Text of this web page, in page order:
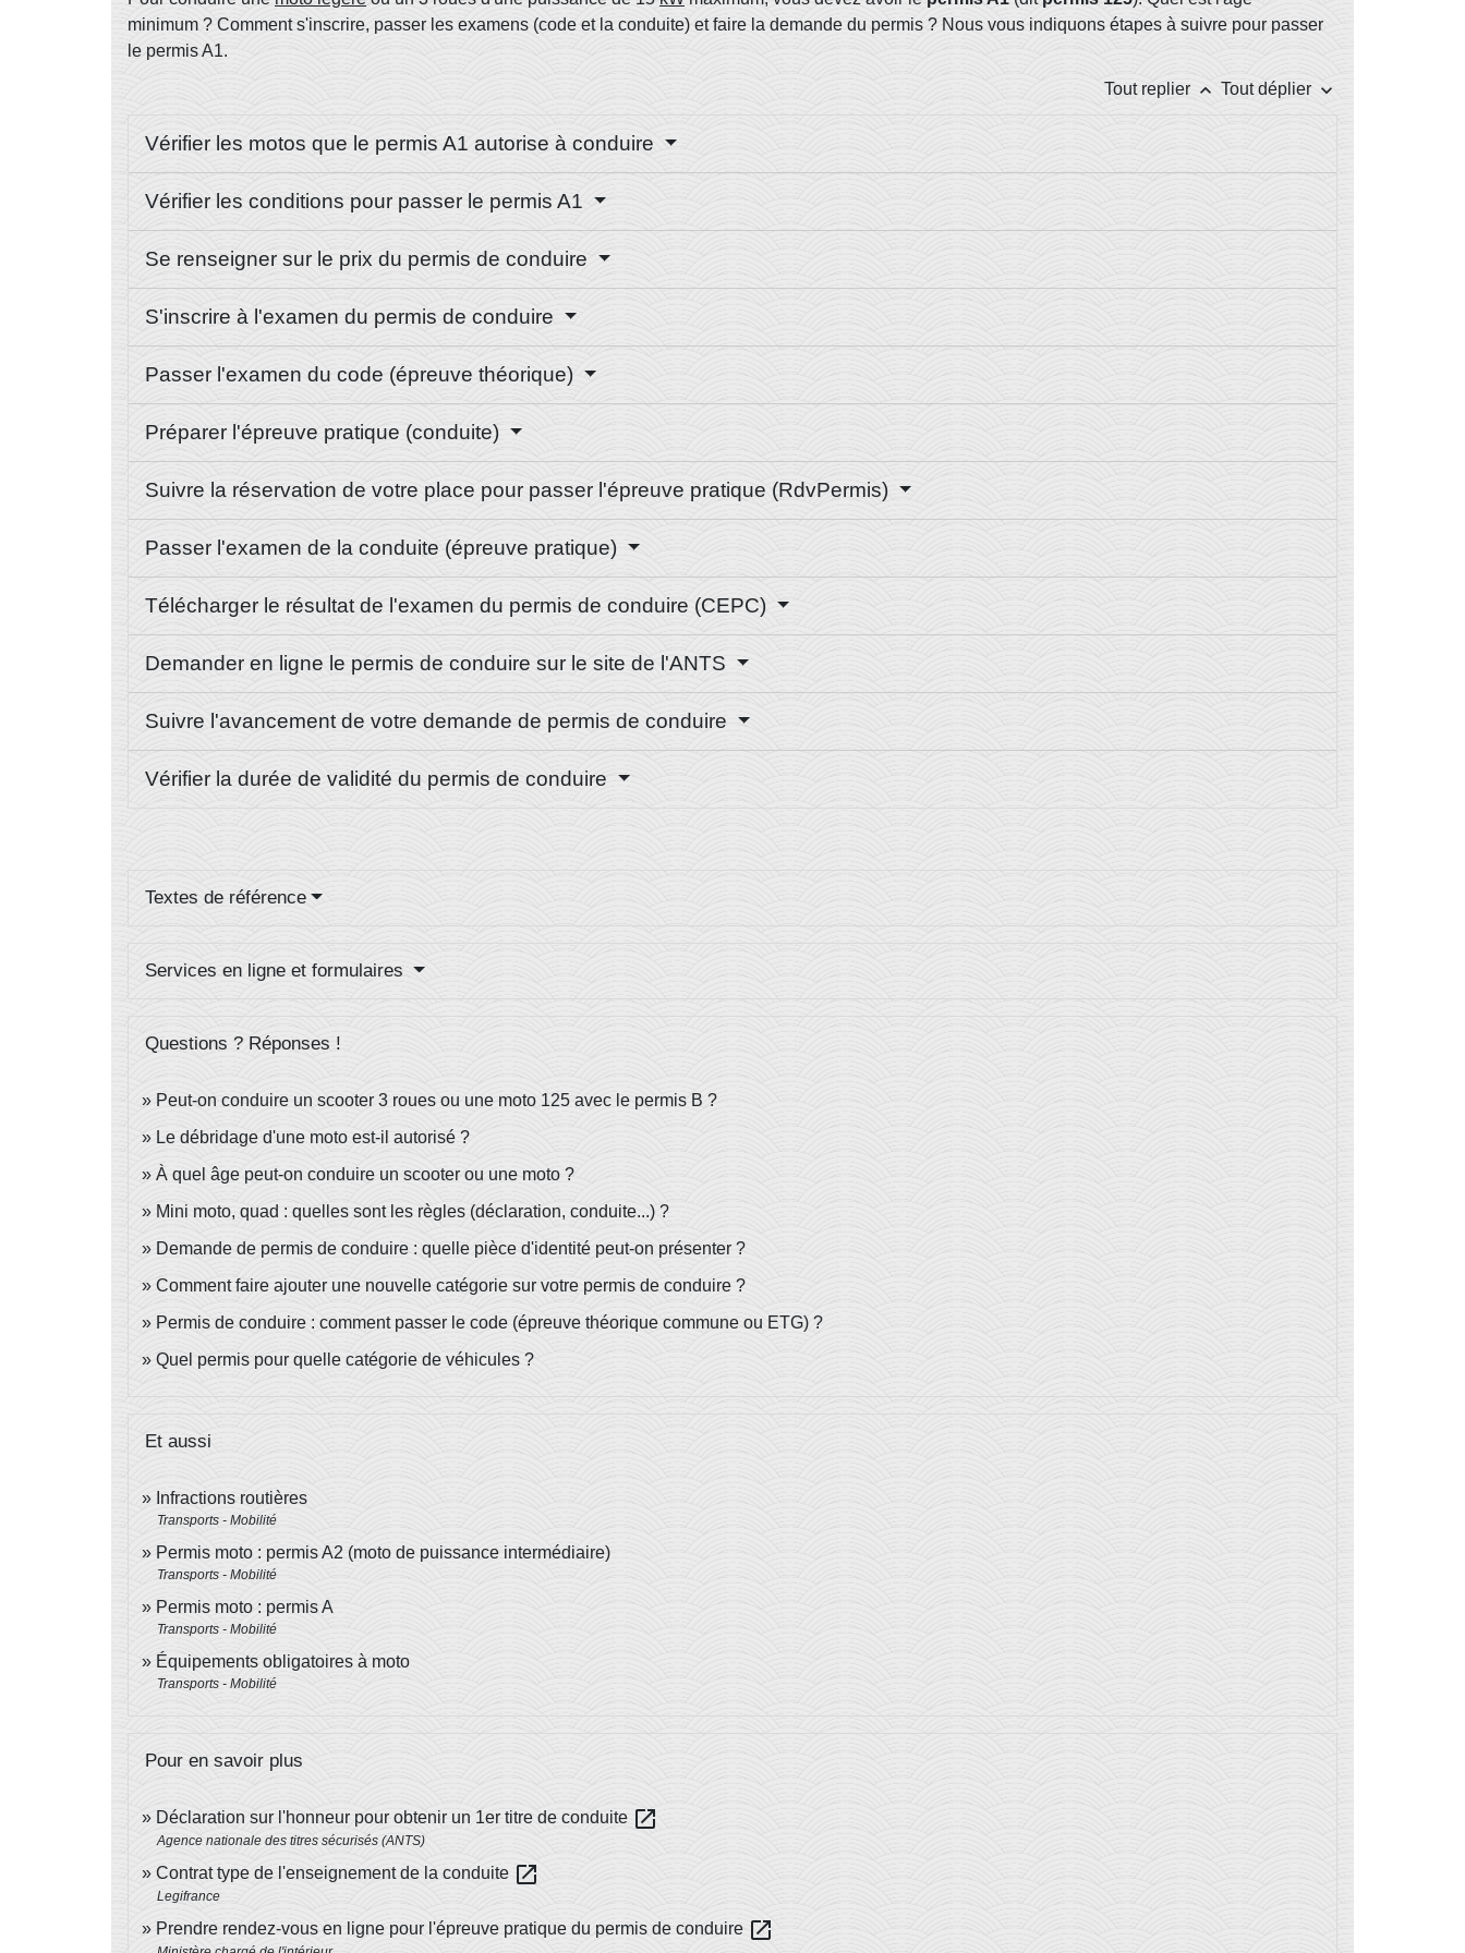
minimum ? Comment s'inscrire, passer les examens (code et la conduite) et faire la demande du permis ? Nous vous indiquons étapes à suivre pour passer
le permis A1.
Tout replier keyboard_arrow_up Tout déplier keyboard_arrow_down
Vérifier les motos que le permis A1 autorise à conduire
Vérifier les conditions pour passer le permis A1
Se renseigner sur le prix du permis de conduire
S'inscrire à l'examen du permis de conduire
Passer l'examen du code (épreuve théorique)
Préparer l'épreuve pratique (conduite)
Suivre la réservation de votre place pour passer l'épreuve pratique (RdvPermis)
Passer l'examen de la conduite (épreuve pratique)
Télécharger le résultat de l'examen du permis de conduire (CEPC)
Demander en ligne le permis de conduire sur le site de l'ANTS
Suivre l'avancement de votre demande de permis de conduire
Vérifier la durée de validité du permis de conduire
Textes de référence
Services en ligne et formulaires
Questions ? Réponses !
Peut-on conduire un scooter 3 roues ou une moto 125 avec le permis B ?
Le débridage d'une moto est-il autorisé ?
À quel âge peut-on conduire un scooter ou une moto ?
Mini moto, quad : quelles sont les règles (déclaration, conduite...) ?
Demande de permis de conduire : quelle pièce d'identité peut-on présenter ?
Comment faire ajouter une nouvelle catégorie sur votre permis de conduire ?
Permis de conduire : comment passer le code (épreuve théorique commune ou ETG) ?
Quel permis pour quelle catégorie de véhicules ?
Et aussi
Infractions routières
Transports - Mobilité
Permis moto : permis A2 (moto de puissance intermédiaire)
Transports - Mobilité
Permis moto : permis A
Transports - Mobilité
Équipements obligatoires à moto
Transports - Mobilité
Pour en savoir plus
Déclaration sur l'honneur pour obtenir un 1er titre de conduite open_in_new
Agence nationale des titres sécurisés (ANTS)
Contrat type de l'enseignement de la conduite open_in_new
Legifrance
Prendre rendez-vous en ligne pour l'épreuve pratique du permis de conduire open_in_new